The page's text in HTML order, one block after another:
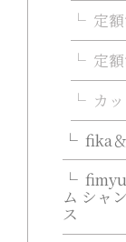
定
定
カ
fika
ム シャ
ス